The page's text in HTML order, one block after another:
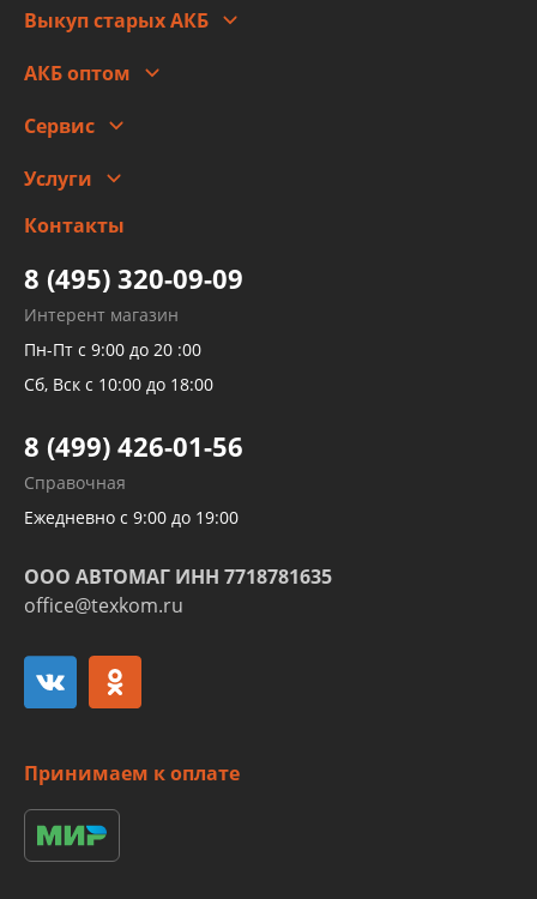
Оплата
Гарантии и возврат
Выкуп старых АКБ
АКБ оптом
Сервис
Заправка кондиционера авто
Детейлинг
Услуги
высокого давления
Тормозных трубок
Рукавов гидроусилителей
Рукавов компрессоров и турбин
Трубок кондиционеров
Развертка пайка медных стальных
алюминиевых трубок и штуцеров
Контакты
8 (495) 320-09-09
Интерент магазин
Пн-Пт с 9:00 до 20 :00
Сб, Вск с 10:00 до 18:00
8 (499) 426-01-56
Справочная
Ежедневно с 9:00 до 19:00
ООО АВТОМАГ ИНН 7718781635
office@texkom.ru
Принимаем к оплате